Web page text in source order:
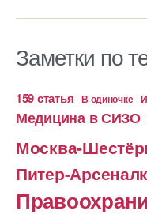
Заметки по
159 статья В одиночке
Медицина в СИЗО
Москва-
Питер-